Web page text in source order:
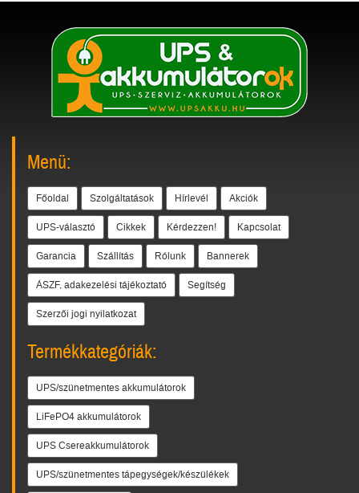
Menü:
Főoldal Szolgáltatások Hírlevél Akciók
UPS-választó Cikkek Kérdezzen! Kapcsolat
Garancia Szállítás Rólunk Bannerek
ÁSZF, adakezelési tájékoztató Segítség
Szerzői jogi nyilatkozat
Termékkategóriák:
UPS/szünetmentes akkumulátorok
LiFePO4 akkumulátorok
UPS Csereakkumulátorok
UPS/szünetmentes tápegységek/készülékek